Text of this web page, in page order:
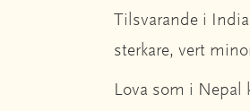
Tilsvarande i
sterkare, vert
Lova som i Nepal